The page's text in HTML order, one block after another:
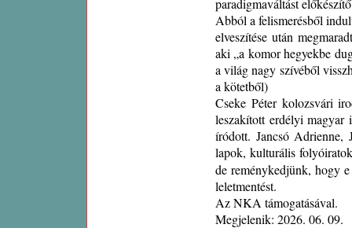
paradigmaváltást
Abból a felismerésből
elveszítése után
aki „a komor hegyekbe
a világ nagy szívéből
a kötetből)
Cseke Péter kolozsvári
leszakított erdélyi magyar
íródott. Jancsó Adrienne,
lapok, kulturális
de reménykedjünk, hogy
leletmentést.
Az NKA támogatásával.
Megjelenik: 2026. 06. 09.